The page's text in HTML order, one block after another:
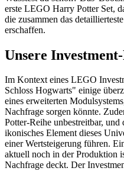
erste LEGO Harry Potter Set,
die zusammen das
erschaffen.
Unsere
Im Kontext eines LEGO
Schloss Hogwarts" einige
eines erweiterten
Nachfrage sorgen könnte.
Potter-Reihe unbestreitbar, und
ikonisches Element dieses
einer Wertsteigerung führen.
aktuell noch in der Produktion
Nachfrage deckt. Der